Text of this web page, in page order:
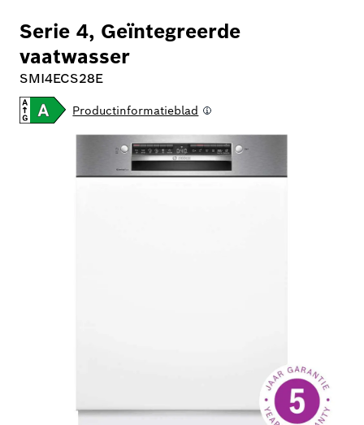
Serie 4, Geïntegreerde
vaatwasser
SMI4ECS28E
Productinformatieblad